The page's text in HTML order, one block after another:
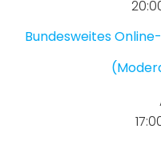
Bundesweites